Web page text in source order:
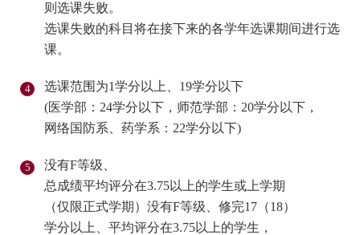
则选课失败。
选课失败的科目将在接下来的各学年选课期间进行选
课。
选课范围为1学分以上、19学分以下
(医学部：24学分以下，师范学部：20学分以下，
网络国防系、药学系：22学分以下)
没有F等级、
总成绩平均评分在3.75以上的学生或上学期
（仅限正式学期）没有F等级、修完17（18）
学分以上、平均评分在3.75以上的学生，